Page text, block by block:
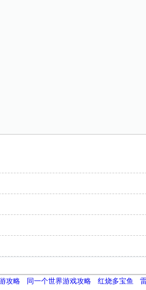
攻略 同一个世界游戏攻略 红烧多宝鱼